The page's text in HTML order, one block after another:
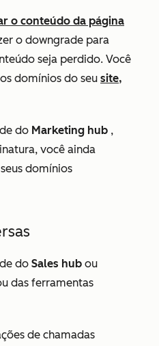
o conteúdo da página
o downgrade para
seja perdido. Você
domínios do seu site,
do Marketing hub ,
você ainda
domínios
do Sales hub ou
das ferramentas
de chamadas